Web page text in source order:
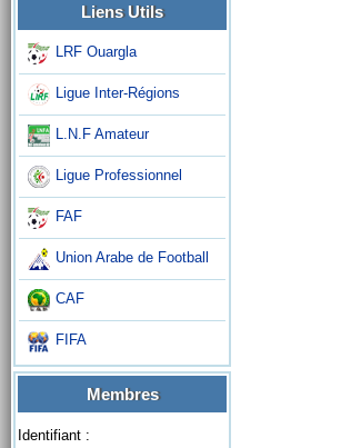
Liens Utils
LRF Ouargla
Ligue Inter-Régions
L.N.F Amateur
Ligue Professionnel
FAF
Union Arabe de Football
CAF
FIFA
Membres
Identifiant :